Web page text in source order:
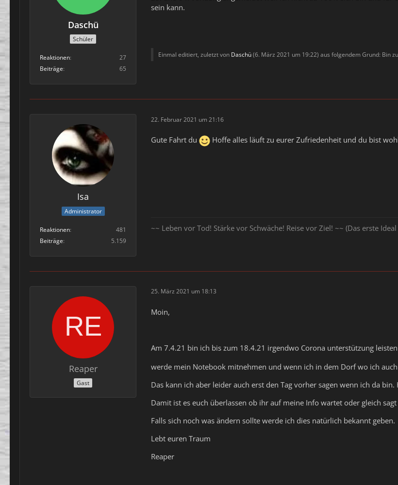
Daschü
Schüler
Reaktionen
27
Beiträge
65
sein kann.
Einmal editiert, zuletzt von Daschü(6. März 2021 um 19:22) aus folgendem Grund: Bin
Isa
Administrator
Reaktionen
481
Beiträge
5.159
22. Februar 2021 um 21:16
Gute Fahrt du Hoffe alles läuft zu eurer Zufriedenheit und du bist
~~ Leben vor Tod! Stärke vor Schwäche! Reise vor Ziel! ~~ (Das erste
Reaper
Gast
25. März 2021 um 18:13
Moin,
Am 7.4.21 bin ich bis zum 18.4.21 irgendwo Corona unterstützung leisten
werde mein Notebook mitnehmen und wenn ich in dem Dorf wo ich
Das kann ich aber leider auch erst den Tag vorher sagen wenn ich da
Damit ist es euch überlassen ob ihr auf meine Info wartet oder gleich
Falls sich noch was ändern sollte werde ich dies natürlich bekannt geben.
Lebt euren Traum
Reaper